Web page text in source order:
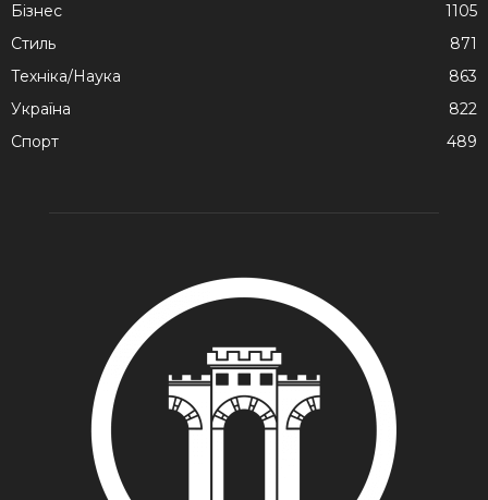
Бізнес
1105
Стиль
871
Техніка/Наука
863
Україна
822
Спорт
489